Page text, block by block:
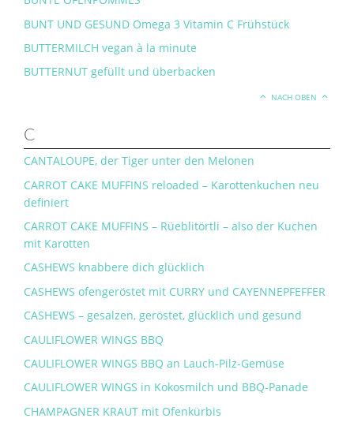
BUNT UND GESUND Omega 3 Vitamin C Frühstück
BUTTERMILCH vegan à la minute
BUTTERNUT gefüllt und überbacken
NACH OBEN
C
CANTALOUPE, der Tiger unter den Melonen
CARROT CAKE MUFFINS reloaded – Karottenkuchen neu
definiert
CARROT CAKE MUFFINS – Rüeblitörtli – also der Kuchen
mit Karotten
CASHEWS knabbere dich glücklich
CASHEWS ofengeröstet mit CURRY und CAYENNEPFEFFER
CASHEWS – gesalzen, geröstet, glücklich und gesund
CAULIFLOWER WINGS BBQ
CAULIFLOWER WINGS BBQ an Lauch-Pilz-Gemüse
CAULIFLOWER WINGS in Kokosmilch und BBQ-Panade
CHAMPAGNER KRAUT mit Ofenkürbis